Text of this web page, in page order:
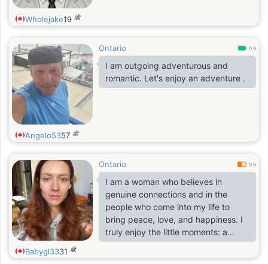
Wholejake19 歳
Ontario 0.9
I am outgoing adventurous and
romantic. Let's enjoy an adventure .
Angelo5357 歳
Ontario 0.5
I am a woman who believes in
genuine connections and in the
people who come into my life to
bring peace, love, and happiness. I
truly enjoy the little moments: a
beautiful sunset, the sea breeze, a
sincere conversation, and a smile
Babygl3331 歳